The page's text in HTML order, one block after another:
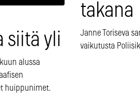
siitä yli
alussa
huippunimet.
takana
Janne Toriseva
vaikutusta